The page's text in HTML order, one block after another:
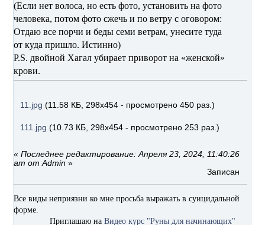
(Если нет волоса, но есть фото, установить на фото
человека, потом фото сжечь и по ветру с оговором:
Отдаю все порчи и беды семи ветрам, унесите туда
от куда пришло. Истинно)
P.S. двойной Хагал убирает приворот на «женской»
крови.
11.jpg (11.58 КБ, 298x454 - просмотрено 450 раз.)
111.jpg (10.73 КБ, 298x454 - просмотрено 253 раз.)
«Последнее редактирование: Апреля 23, 2024, 11:40:26
am от Admin »
Записан
Все виды неприязни ко мне просьба выражать в суицидальной
форме.
Приглашаю наВидео курс "Руны для начинающих"